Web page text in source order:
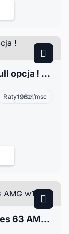
Mercedes-Benz ML W163 4.0 Full opcja ! Szyberdach !
Raty196zł/msc
Mercedes-Benz ML 6.2 Mercedes 63 AMG w164